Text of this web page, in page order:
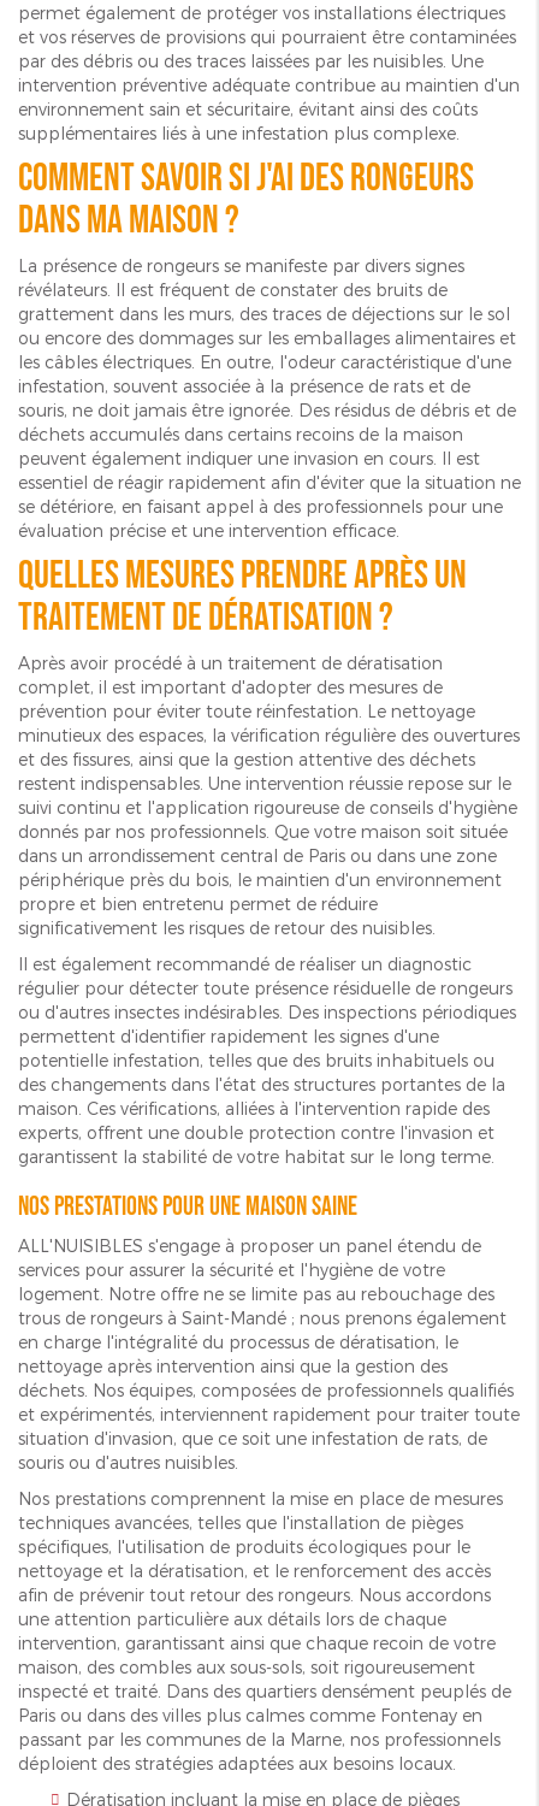
permet également de protéger vos installations électriques
et vos réserves de provisions qui pourraient être contaminées
par des débris ou des traces laissées par les nuisibles. Une
intervention préventive adéquate contribue au maintien d'un
environnement sain et sécuritaire, évitant ainsi des coûts
supplémentaires liés à une infestation plus complexe.
Comment savoir si j'ai des rongeurs
dans ma maison ?
La présence de rongeurs se manifeste par divers signes
révélateurs. Il est fréquent de constater des bruits de
grattement dans les murs, des traces de déjections sur le sol
ou encore des dommages sur les emballages alimentaires et
les câbles électriques. En outre, l'odeur caractéristique d'une
infestation, souvent associée à la présence de rats et de
souris, ne doit jamais être ignorée. Des résidus de débris et de
déchets accumulés dans certains recoins de la maison
peuvent également indiquer une invasion en cours. Il est
essentiel de réagir rapidement afin d'éviter que la situation ne
se détériore, en faisant appel à des professionnels pour une
évaluation précise et une intervention efficace.
Quelles mesures prendre après un
traitement de dératisation ?
Après avoir procédé à un traitement de dératisation
complet, il est important d'adopter des mesures de
prévention pour éviter toute réinfestation. Le nettoyage
minutieux des espaces, la vérification régulière des ouvertures
et des fissures, ainsi que la gestion attentive des déchets
restent indispensables. Une intervention réussie repose sur le
suivi continu et l'application rigoureuse de conseils d'hygiène
donnés par nos professionnels. Que votre maison soit située
dans un arrondissement central de Paris ou dans une zone
périphérique près du bois, le maintien d'un environnement
propre et bien entretenu permet de réduire
significativement les risques de retour des nuisibles.
Il est également recommandé de réaliser un diagnostic
régulier pour détecter toute présence résiduelle de rongeurs
ou d'autres insectes indésirables. Des inspections périodiques
permettent d'identifier rapidement les signes d'une
potentielle infestation, telles que des bruits inhabituels ou
des changements dans l'état des structures portantes de la
maison. Ces vérifications, alliées à l'intervention rapide des
experts, offrent une double protection contre l'invasion et
garantissent la stabilité de votre habitat sur le long terme.
Nos prestations pour une maison saine
ALL'NUISIBLES s'engage à proposer un panel étendu de
services pour assurer la sécurité et l'hygiène de votre
logement. Notre offre ne se limite pas au rebouchage des
trous de rongeurs à Saint-Mandé ; nous prenons également
en charge l'intégralité du processus de dératisation, le
nettoyage après intervention ainsi que la gestion des
déchets. Nos équipes, composées de professionnels qualifiés
et expérimentés, interviennent rapidement pour traiter toute
situation d'invasion, que ce soit une infestation de rats, de
souris ou d'autres nuisibles.
Nos prestations comprennent la mise en place de mesures
techniques avancées, telles que l'installation de pièges
spécifiques, l'utilisation de produits écologiques pour le
nettoyage et la dératisation, et le renforcement des accès
afin de prévenir tout retour des rongeurs. Nous accordons
une attention particulière aux détails lors de chaque
intervention, garantissant ainsi que chaque recoin de votre
maison, des combles aux sous-sols, soit rigoureusement
inspecté et traité. Dans des quartiers densément peuplés de
Paris ou dans des villes plus calmes comme Fontenay en
passant par les communes de la Marne, nos professionnels
déploient des stratégies adaptées aux besoins locaux.
Dératisation incluant la mise en place de pièges